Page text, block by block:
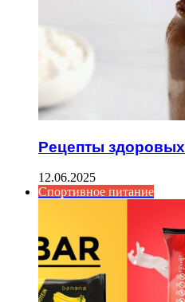
Рецепты
12.06.2025
Спортивное питание